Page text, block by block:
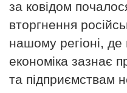
за ковідом
вторгнення
нашому регіоні, де
економіка зазнає
та підприємствам